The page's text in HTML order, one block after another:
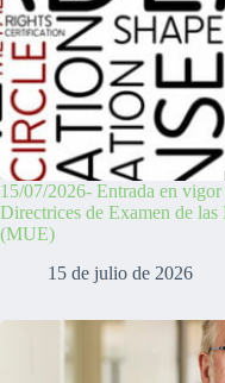
15/07/2026- Entrada en
Directrices de Examen de
(MUE)
15 de julio de 2026